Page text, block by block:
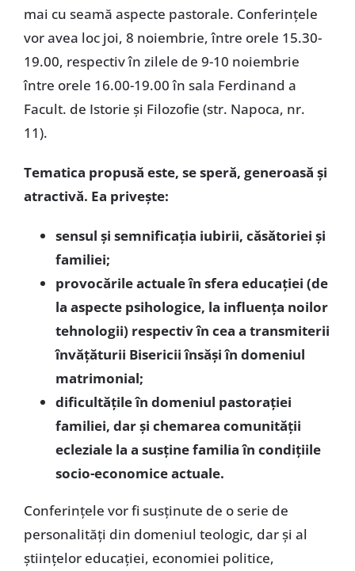
mai cu seamă aspecte pastorale. Conferinţele
vor avea loc joi, 8 noiembrie, între orele 15.30-
19.00, respectiv în zilele de 9-10 noiembrie
între orele 16.00-19.00 în sala Ferdinand a
Facult. de Istorie şi Filozofie (str. Napoca, nr.
11).
Tematica propusă este, se speră, generoasă şi
atractivă. Ea priveşte:
sensul şi semnificaţia iubirii, căsătoriei şi
familiei;
provocările actuale în sfera educaţiei (de
la aspecte psihologice, la influenţa noilor
tehnologii) respectiv în cea a transmiterii
învăţăturii Bisericii însăşi în domeniul
matrimonial;
dificultăţile în domeniul pastoraţiei
familiei, dar şi chemarea comunităţii
ecleziale la a susţine familia în condiţiile
socio-economice actuale.
Conferinţele vor fi susţinute de o serie de
personalităţi din domeniul teologic, dar şi al
ştiinţelor educaţiei, economiei politice,